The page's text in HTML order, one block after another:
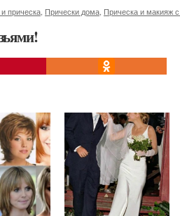
прическа Прически дома Прическа и макияж